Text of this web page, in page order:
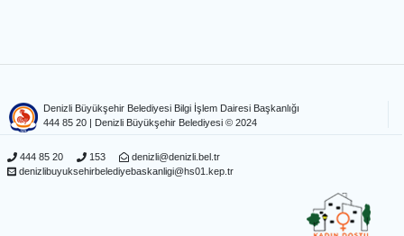
Denizli Büyükşehir Belediyesi Bilgi İşlem Dairesi Başkanlığı
444 85 20
| Denizli Büyükşehir Belediyesi © 2024
444 85 20 153
denizli@denizli.bel.tr
denizlibuyuksehirbelediyebaskanligi@hs01.kep.tr